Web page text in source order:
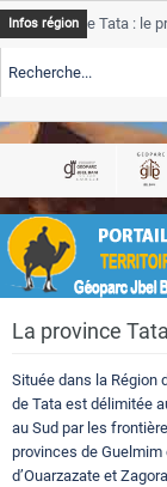
Close
Actualités
Infos région
Tata : le programme
TSGJB Tourisme :
TSGJB Tourisme au
La province
Située dans la Région
de Tata est délimitée
au Sud par les
provinces de
d’Ouarzazate et